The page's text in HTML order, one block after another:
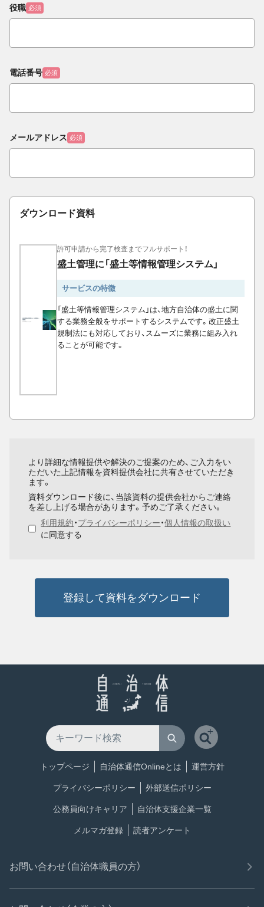
役職 必須
電話番号 必須
メールアドレス 必須
ダウンロード資料
許可申請から完了検査までフルサポート！
盛土管理に「盛土等情報管理システム」
サービスの特徴
「盛土等情報管理システム」は、地方自治体の盛土に関
する業務全般をサポートするシステムです。改正盛土
規制法にも対応しており、スムーズに業務に組み入れ
ることが可能です。
より詳細な情報提供や解決のご提案のため、ご入力をい
ただいた上記情報を資料提供会社に共有させていただき
ます。
資料ダウンロード後に、当該資料の提供会社からご連絡
を差し上げる場合があります。予めご了承ください。
利用規約・プライバシーポリシー・個人情報の取扱い
に同意する
登録して資料をダウンロード
トップページ 自治体通信Onlineとは 運営方針
プライバシーポリシー 外部送信ポリシー
公務員向けキャリア 自治体支援企業一覧
メルマガ登録 読者アンケート
お問い合わせ（自治体職員の方）